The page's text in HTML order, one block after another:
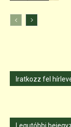
Iratkozz fel
Legutóbbi